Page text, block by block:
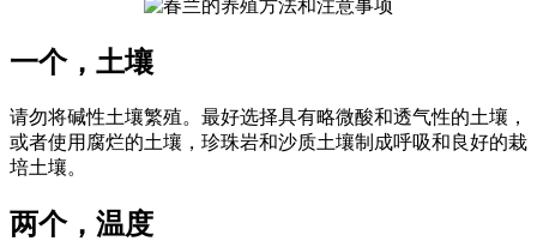
一个，土壤
请勿将碱性土壤繁殖。最好选择具有略微酸和透气性的土壤，
或者使用腐烂的土壤，珍珠岩和沙质土壤制成呼吸和良好的栽
培土壤。
两个，温度